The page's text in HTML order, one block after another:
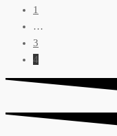
1
…
3
4